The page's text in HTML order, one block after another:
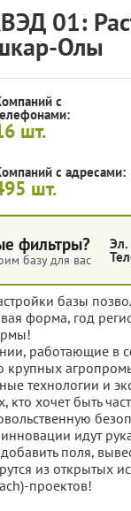
01:
Олы
с
шт.
с адресами:
шт.
фильтры?
базу для вас
Эл.
базы
форма, год
работающие в
крупных
технологии и
хочет быть
идут
добавить поля,
из открытых
проектов!